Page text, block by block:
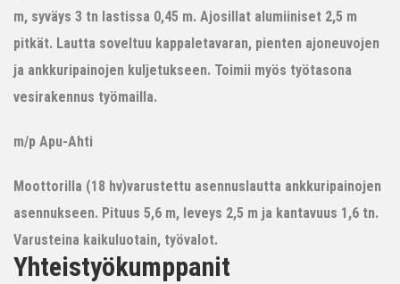
m, syväys 3 tn lastissa 0,45 m. Ajosillat alumiiniset 2,5 m
pitkät. Lautta soveltuu kappaletavaran, pienten ajoneuvojen
ja ankkuripainojen kuljetukseen. Toimii myös työtasona
vesirakennus työmailla.
m/p Apu-Ahti
Moottorilla (18 hv)varustettu asennuslautta ankkuripainojen
asennukseen. Pituus 5,6 m, leveys 2,5 m ja kantavuus 1,6 tn.
Varusteina kaikuluotain, työvalot.
Yhteistyökumppanit